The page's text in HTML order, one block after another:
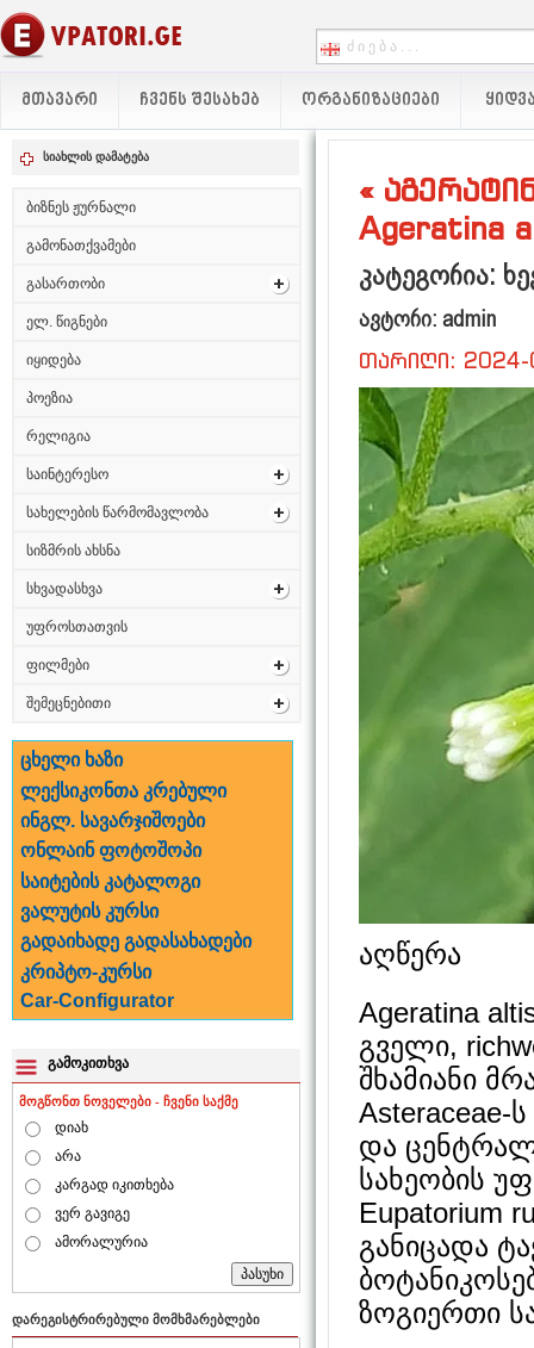
ᲛᲗᲐᲕᲐᲠᲘ ᲩᲕᲔᲜᲡ ᲨᲔᲡᲐᲮᲔᲑ ᲝᲠᲒᲐᲜᲘᲖᲐᲪᲘᲔᲑᲘ
სიახლის დამატება
ბიზნეს ჟურნალი
გამონათქვამები
გასართობი
ელ. წიგნები
იყიდება
პოეზია
რელიგია
საინტერესო
სახელების წარმომავლობა
სიზმრის ახსნა
სხვადასხვა
უფროსთათვის
ფილმები
შემეცნებითი
ცხელი ხაზი
ლექსიკონთა კრებული
ინგლ. სავარჯიშოები
ონლაინ ფოტოშოპი
საიტების კატალოგი
ვალუტის კურსი
გადაიხადე გადასახადები
კრიპტო-კურსი
Car-Configurator
გამოკითხვა
მოგწონთ ნოველები - ჩვენი საქმე
დიახ
არა
კარგად იკითხება
ვერ გავიგე
ამორალურია
დარეგისტრირებული მომხმარებლები
«
Ageratina
კატეგორია:
ავტორი: admin
თარიღი:
აღწერა
Ageratina
გველი,
შხამიანი
და
სახეობის
Eupatorium
განიცადა
ზოგიერთი